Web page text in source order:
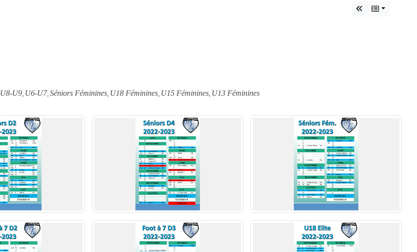
U8-U9 U6-U7 Séniors Féminines U18 Féminines U15 Féminines U13 Féminines